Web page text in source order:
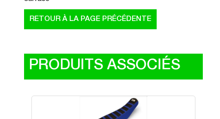
PRODUITS ASSOCIÉS